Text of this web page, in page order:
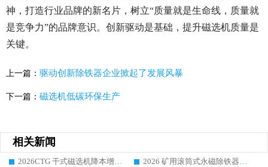
神，打造行业品牌的新名片，树立“质量就是生命线，质量就
是竞争力”的品牌意识。创新驱动是基础，提升磁选机质量是
关键。
上一篇： 驱动创新除铁器企业掀起了发展风暴
下一篇： 磁选机低碳环保生产
相关新闻
2026CTG 干式磁选机降本增效选购指南 选矿行业口碑稳定专业生产强者盘点
2026 矿用滚筒式永磁除铁器厂家榜单 行业实力派源头厂商选购干货指南